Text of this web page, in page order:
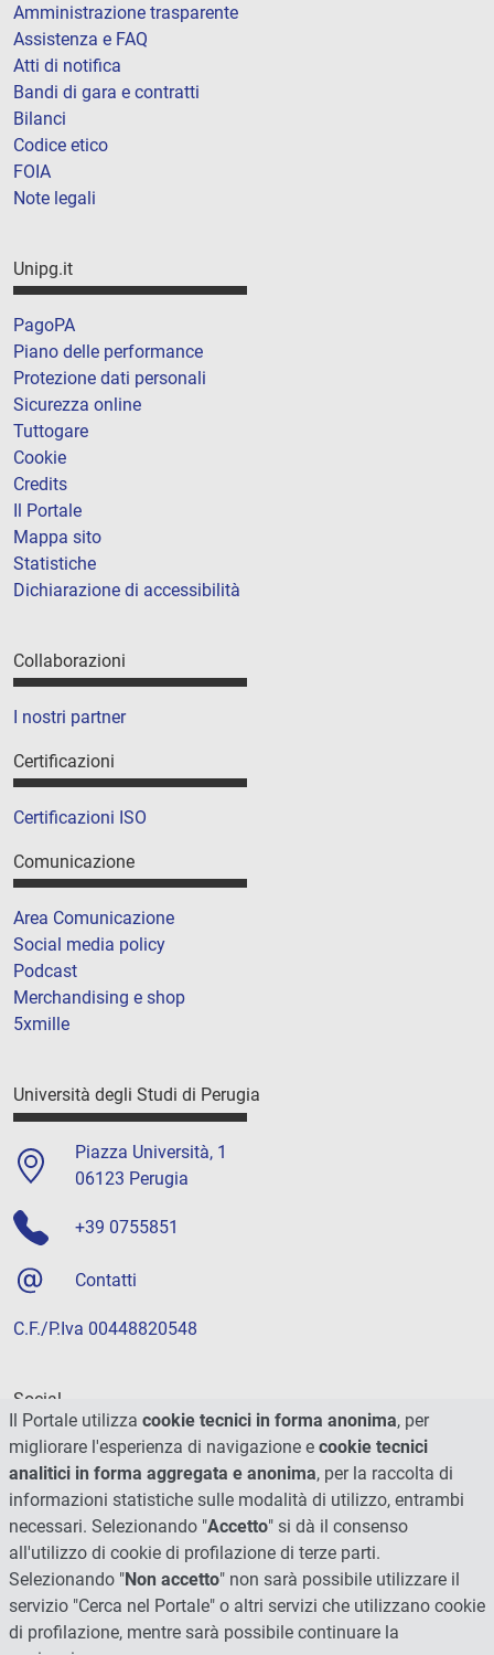
Amministrazione trasparente
Assistenza e FAQ
Atti di notifica
Bandi di gara e contratti
Bilanci
Codice etico
FOIA
Note legali
Unipg.it
PagoPA
Piano delle performance
Protezione dati personali
Sicurezza online
Tuttogare
Cookie
Credits
Il Portale
Mappa sito
Statistiche
Dichiarazione di accessibilità
Collaborazioni
I nostri partner
Certificazioni
Certificazioni ISO
Comunicazione
Area Comunicazione
Social media policy
Podcast
Merchandising e shop
5xmille
Università degli Studi di Perugia
Piazza Università, 1
06123 Perugia
+39 0755851
Contatti
C.F./P.Iva 00448820548
Social
Il Portale utilizza cookie tecnici in forma anonima, per
migliorare l'esperienza di navigazione e cookie tecnici
analitici in forma aggregata e anonima, per la raccolta di
informazioni statistiche sulle modalità di utilizzo, entrambi
necessari. Selezionando "Accetto" si dà il consenso
all'utilizzo di cookie di profilazione di terze parti.
Selezionando "Non accetto" non sarà possibile utilizzare il
servizio "Cerca nel Portale" o altri servizi che utilizzano cookie
di profilazione, mentre sarà possibile continuare la